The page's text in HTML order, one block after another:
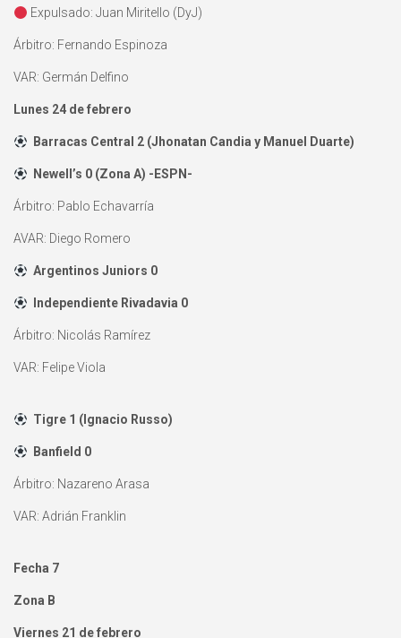
Expulsado: Juan Miritello (DyJ)
Árbitro: Fernando Espinoza
VAR: Germán Delfino
Lunes 24 de febrero
Barracas Central 2 (Jhonatan Candia y Manuel Duarte)
Newell’s 0 (Zona A) -ESPN-
Árbitro: Pablo Echavarría
AVAR: Diego Romero
Argentinos Juniors 0
Independiente Rivadavia 0
Árbitro: Nicolás Ramírez
VAR: Felipe Viola
Tigre 1 (Ignacio Russo)
Banfield 0
Árbitro: Nazareno Arasa
VAR: Adrián Franklin
Fecha 7
Zona B
Viernes 21 de febrero